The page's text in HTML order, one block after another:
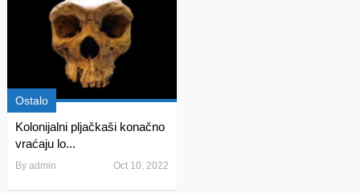
Ostalo
Kolonijalni pljačkaši konačno
vraćaju lo...
By admin Oct 10, 2022